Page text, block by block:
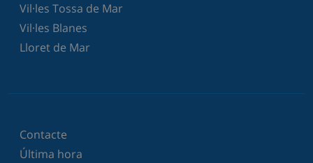
Vil·les Tossa de Mar
Vil·les Blanes
Lloret de Mar
Contacte
Última hora